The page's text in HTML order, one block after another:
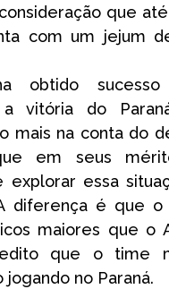
que
com um jejum
obtido
a vitória do
mais na conta do
em seus
explorar essa
diferença é que o
maiores que o
que o time
no Paraná.